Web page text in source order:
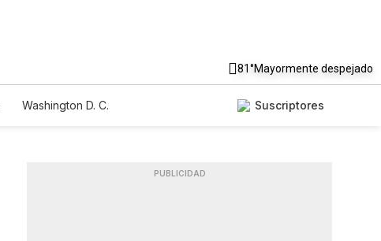
81°Mayormente despejado
Washington D. C.
Suscriptores
PUBLICIDAD